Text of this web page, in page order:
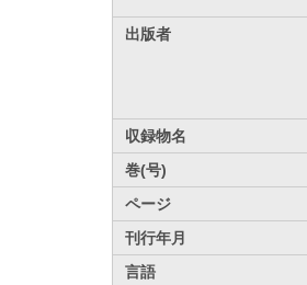
出版者
収録物名
巻(号)
ページ
刊行年月
言語